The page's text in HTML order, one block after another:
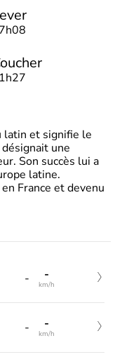
latin et signifie le
une
Son succès lui a
latine.
France et devenu
- -
km/h
- -
km/h